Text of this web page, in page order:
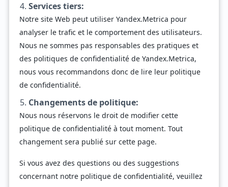
Services tiers:
Notre site Web peut utiliser Yandex.Metrica pour
analyser le trafic et le comportement des utilisateurs.
Nous ne sommes pas responsables des pratiques et
des politiques de confidentialité de Yandex.Metrica,
nous vous recommandons donc de lire leur politique
de confidentialité.
Changements de politique:
Nous nous réservons le droit de modifier cette
politique de confidentialité à tout moment. Tout
changement sera publié sur cette page.
Si vous avez des questions ou des suggestions
concernant notre politique de confidentialité, veuillez